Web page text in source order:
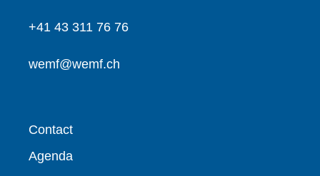
+41 43 311 76 76
wemf@wemf.ch
Contact
Agenda